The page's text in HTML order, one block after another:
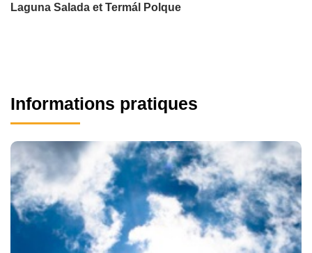
Laguna Salada et Termál Polque
Informations pratiques